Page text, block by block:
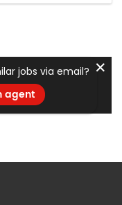
jobs via email?
agent
✕